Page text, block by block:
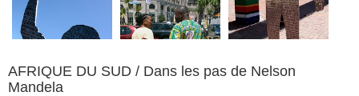
AFRIQUE DU SUD / Dans les pas de Nelson
Mandela